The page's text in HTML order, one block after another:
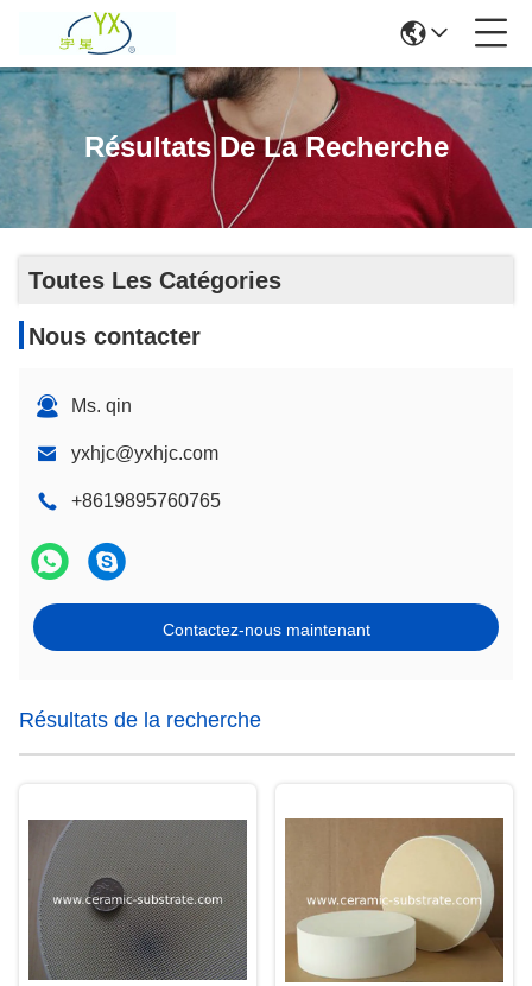
Résultats De La Recherche
Toutes Les Catégories
Nous contacter
Ms. qin
yxhjc@yxhjc.com
+8619895760765
Contactez-nous maintenant
Résultats de la recherche